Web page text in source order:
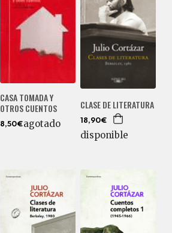
CASA TOMADA Y
OTROS CUENTOS
8,50€agotado
CLASE DE LITERATURA
18,90€
disponible